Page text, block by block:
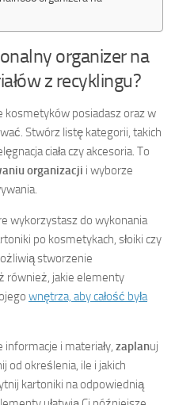
organizer na
z recyklingu?
kosmetyków posiadasz oraz w
Stwórz listę kategorii, takich
ciała czy akcesoria. To
organizacji i wyborze
wykorzystasz do wykonania
po kosmetykach, słoiki czy
stworzenie
również, jakie elementy
wnętrza, aby całość była
i materiały, zaplanuj
od określenia, ile i jakich
kartoniki na odpowiednią